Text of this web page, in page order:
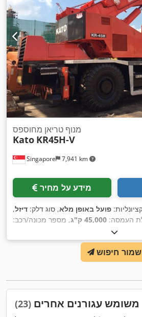
Singapore 7,941 km
מנוף טריאן מחוספס
Kato KR45H-V
מידע על מחיר
פועל באופן מלא, סוג דלק: דיזל,
העמסה: 45,000 ק"ג
, מספר מכונה/רכב:
שמור חיפוש
משומש עגורנים אחרים (23)